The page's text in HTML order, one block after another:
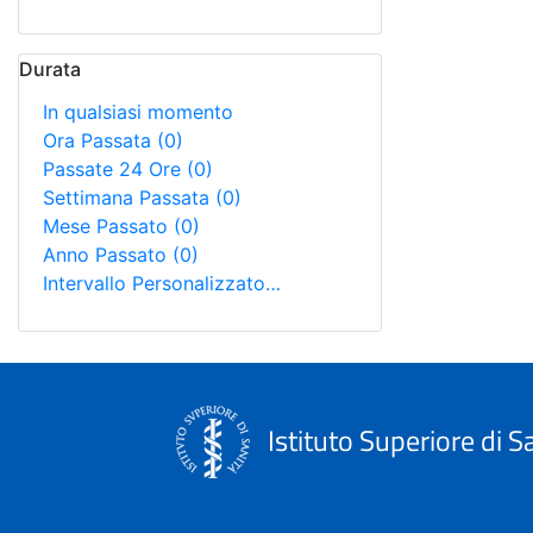
Durata
In qualsiasi momento
Ora Passata (0)
Passate 24 Ore (0)
Settimana Passata (0)
Mese Passato (0)
Anno Passato (0)
Intervallo Personalizzato…
Istituto Superiore di